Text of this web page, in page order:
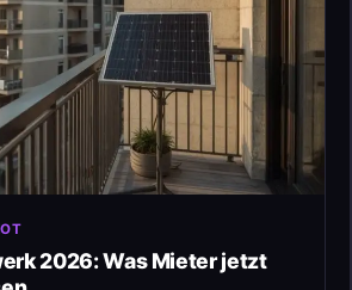
2026: Was Mieter jetzt